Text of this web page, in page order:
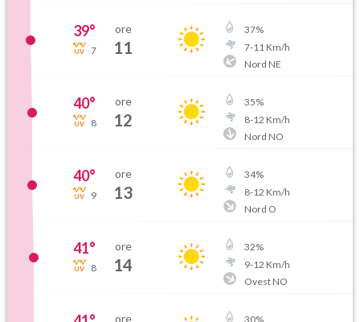
39°
7
ore
11
37%
7-11 Km/h
Nord NE
40°
8
ore
12
35%
8-12 Km/h
Nord NO
40°
9
ore
13
34%
8-12 Km/h
Nord O
41°
8
ore
14
32%
9-12 Km/h
Ovest NO
ore 30%